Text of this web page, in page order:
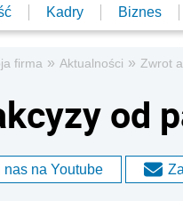
Kadry Biznes
firma » Aktualności » Zwrot
od
nas na Youtube